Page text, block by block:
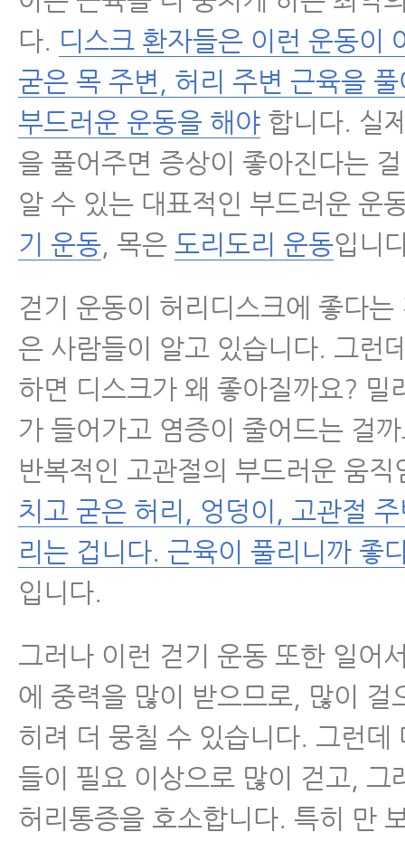
다. 디스크 환자들은 이런 운동이
굳은 목 주변, 허리 주변 근육을
부드러운 운동을 해야 합니다. 실
을 풀어주면 증상이 좋아진다는
알 수 있는 대표적인 부드러운 운
기 운동, 목은 도리도리 운동입니
걷기 운동이 허리디스크에 좋다는
은 사람들이 알고 있습니다. 그런
하면 디스크가 왜 좋아질까요? 밀
가 들어가고 염증이 줄어드는 걸
반복적인 고관절의 부드러운 움
치고 굳은 허리, 엉덩이, 고관절
리는 겁니다. 근육이 풀리니까 좋
입니다.
그러나 이런 걷기 운동 또한 일어
에 중력을 많이 받으므로, 많이 걸
히려 더 뭉칠 수 있습니다. 그런데
들이 필요 이상으로 많이 걷고, 그
허리통증을 호소합니다. 특히 만